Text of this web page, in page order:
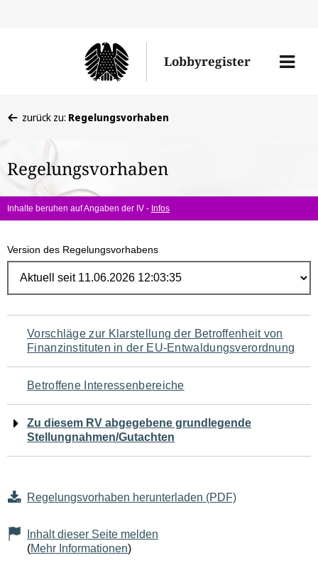
Lobbyregister
Menü
befinden
hier:
zurück zu: Regelungsvorhaben
Regelungsvorhaben
Inhalte beruhen auf Angaben der IV - Infos
Version des Regelungsvorhabens
Navigation
für
den
Seiteninhalt
Vorschläge zur Klarstellung der Betroffenheit von
Finanzinstituten in der EU-Entwaldungsverordnung
Betroffene Interessenbereiche
Zu diesem RV abgegebene grundlegende
Stellungnahmen/Gutachten
Regelungsvorhaben herunterladen (PDF)
Inhalt dieser Seite melden
(Mehr Informationen)